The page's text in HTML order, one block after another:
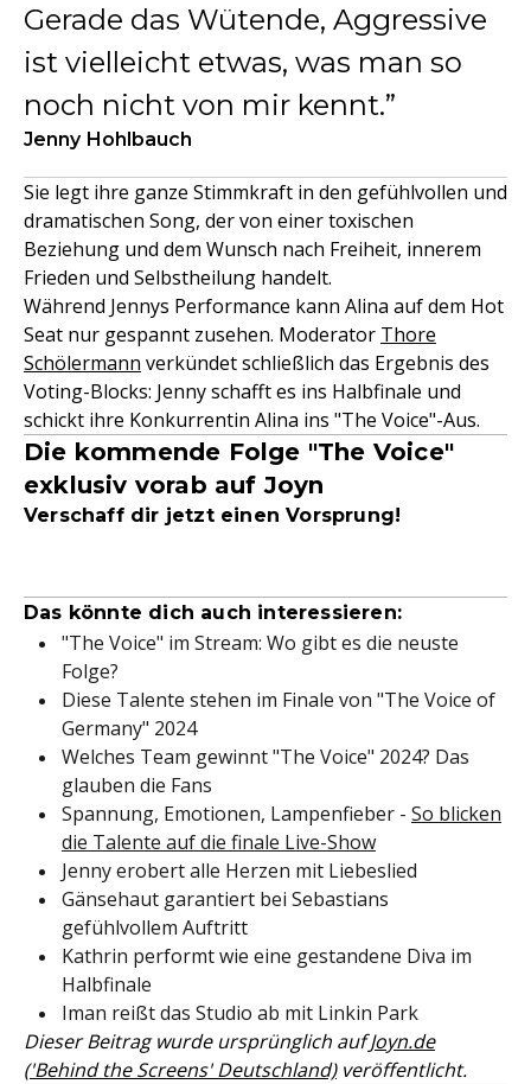
Gerade das Wütende, Aggressive
ist vielleicht etwas, was man so
noch nicht von mir kennt.
Jenny Hohlbauch
Sie legt ihre ganze Stimmkraft in den gefühlvollen und
dramatischen Song, der von einer toxischen
Beziehung und dem Wunsch nach Freiheit, innerem
Frieden und Selbstheilung handelt.
Während Jennys Performance kann Alina auf dem Hot
Seat nur gespannt zusehen. Moderator Thore
Schölermann verkündet schließlich das Ergebnis des
Voting-Blocks: Jenny schafft es ins Halbfinale und
schickt ihre Konkurrentin Alina ins "The Voice"-Aus.
Die kommende Folge "The Voice"
exklusiv vorab auf Joyn
Verschaff dir jetzt einen Vorsprung!
Das könnte dich auch interessieren:
"The Voice" im Stream: Wo gibt es die neuste
Folge?
Diese Talente stehen im Finale von "The Voice of
Germany" 2024
Welches Team gewinnt "The Voice" 2024? Das
glauben die Fans
Spannung, Emotionen, Lampenfieber - So blicken
die Talente auf die finale Live-Show
Jenny erobert alle Herzen mit Liebeslied
Gänsehaut garantiert bei Sebastians
gefühlvollem Auftritt
Kathrin performt wie eine gestandene Diva im
Halbfinale
Iman reißt das Studio ab mit Linkin Park
Dieser Beitrag wurde ursprünglich aufJoyn.de
('Behind the Screens' Deutschland)veröffentlicht.